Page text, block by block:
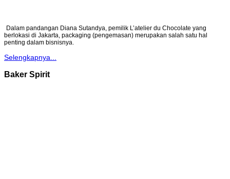
Dalam pandangan Diana Sutandya, pemilik L’atelier du Chocolate yang
berlokasi di Jakarta, packaging (pengemasan) merupakan salah satu hal
penting dalam bisnisnya.
Selengkapnya...
Baker Spirit